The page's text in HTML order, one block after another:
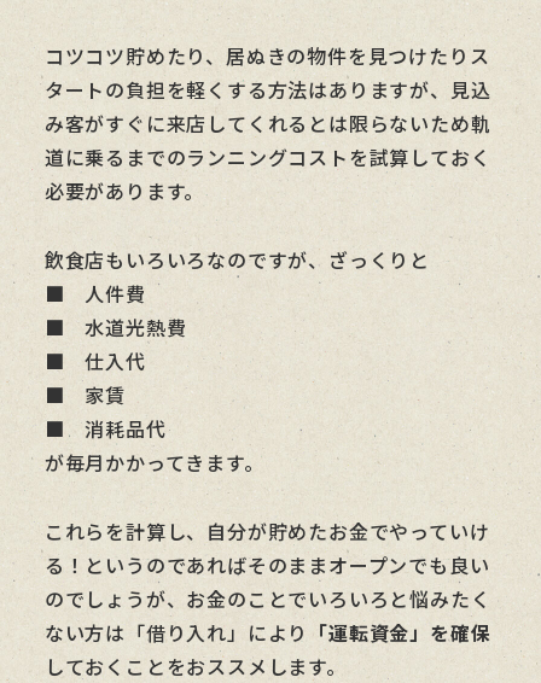
コツコツ貯めたり、居ぬきの物件を見つけたりス
タートの負担を軽くする方法はありますが、見込
み客がすぐに来店してくれるとは限らないため軌
道に乗るまでのランニングコストを試算しておく
必要があります。
飲食店もいろいろなのですが、ざっくりと
■ 人件費
■ 水道光熱費
■ 仕入代
■ 家賃
■ 消耗品代
が毎月かかってきます。
これらを計算し、自分が貯めたお金でやっていけ
る！というのであればそのままオープンでも良い
のでしょうが、お金のことでいろいろと悩みたく
ない方は「借り入れ」により 「運転資金」を確保
しておくことをおススメします。